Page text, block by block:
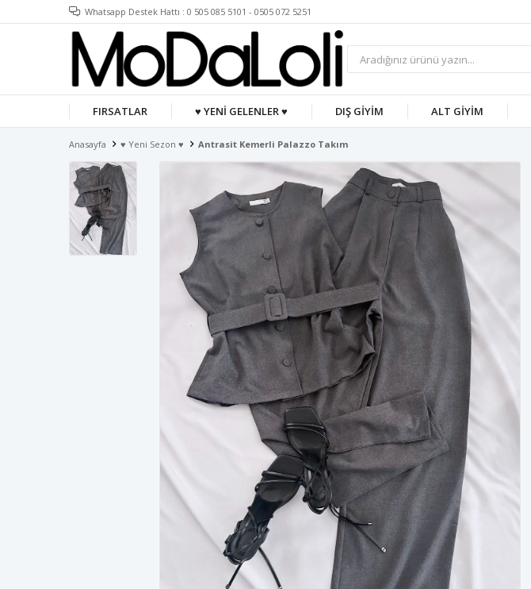
Whatsapp Destek Hattı : 0 505 085 5101 - 0505 072 5251
FIRSATLAR ♥ YENİ GELENLER ♥ DIŞ GİYİM ALT GİYİM
Anasayfa ♥ Yeni Sezon ♥ Antrasit Kemerli Palazzo Takım